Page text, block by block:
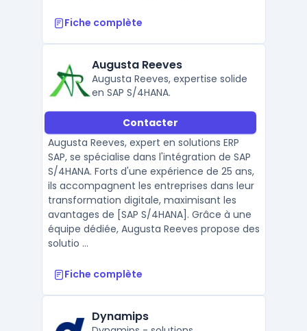
Fiche complète
Augusta Reeves
Augusta Reeves, expertise solide
en SAP S/4HANA.
Contacter
Augusta Reeves, expert en solutions ERP
SAP, se spécialise dans l'intégration de SAP
S/4HANA. Forts d'une expérience de 25 ans,
ils accompagnent les entreprises dans leur
transformation digitale, maximisant les
avantages de [SAP S/4HANA]. Grâce à une
équipe dédiée, Augusta Reeves propose des
solutio ...
Fiche complète
Dynamips